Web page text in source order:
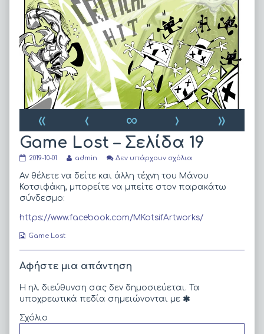
« ‹ ∞ ›
»
Game Lost – Σελίδα 19
Game
–
Σελίδα
19
published
2019-10-01
Read
posts
by
Game
admin Δεν υπάρχουν σχόλια
Lost
–
Σελίδα
Αν θέλετε να δείτε και άλλη τέχνη του Μάνου
Κοτσιφάκη, μπορείτε να μπείτε στον παρακάτω
σύνδεσμο:
https://www.facebook.com/MKotsifArtworks/
Webcomic
Game Lost
Αφήστε μια απάντηση
Η ηλ. διεύθυνση σας δεν δημοσιεύεται. Τα
υποχρεωτικά πεδία σημειώνονται με
Σχόλιο